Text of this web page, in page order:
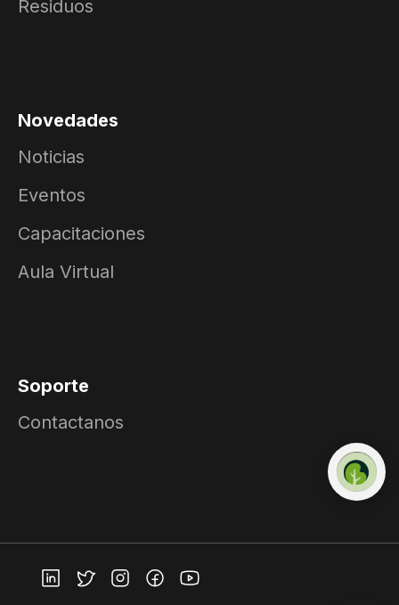
Residuos
Novedades
Noticias
Eventos
Capacitaciones
Aula Virtual
Soporte
Contactanos